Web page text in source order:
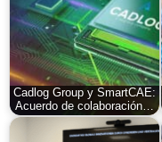
Cadlog Group y SmartCAE:
Acuerdo de colaboración…